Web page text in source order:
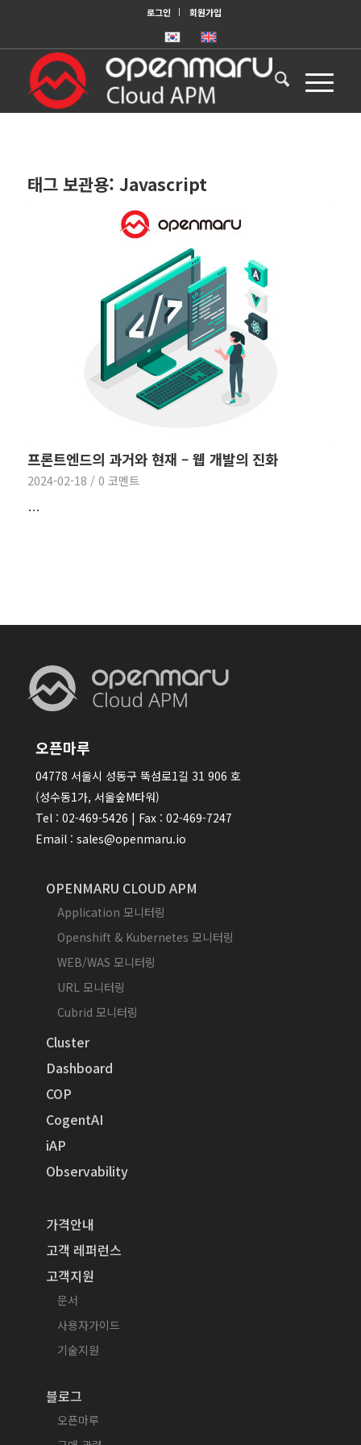
로그인 회원가입
태그 보관용: Javascript
프론트엔드의 과거와 현재 – 웹 개발의 진화
2024-02-18 / 0 코멘트
…
오픈마루
04778 서울시 성동구 뚝섬로1길 31 906 호
(성수동1가, 서울숲M타워)
Tel : 02-469-5426 | Fax : 02-469-7247
Email : sales@openmaru.io
OPENMARU CLOUD APM
Application 모니터링
Openshift & Kubernetes 모니터링
WEB/WAS 모니터링
URL 모니터링
Cubrid 모니터링
Cluster
Dashboard
COP
CogentAI
iAP
Observability
가격안내
고객 레퍼런스
고객지원
문서
사용자가이드
기술지원
블로그
오픈마루